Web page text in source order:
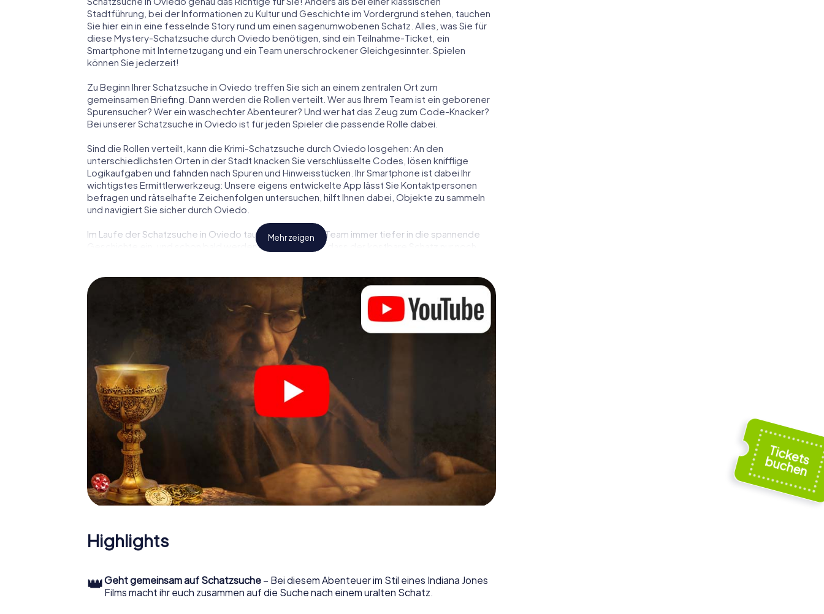
Stadtführung, bei der Informationen zu Kultur und Geschichte im Vordergrund stehen, tauchen
Sie hier ein in eine fesselnde Story rund um einen sagenumwobenen Schatz. Alles, was Sie für
diese Mystery-Schatzsuche durch Oviedo benötigen, sind ein Teilnahme-Ticket, ein
Smartphone mit Internetzugang und ein Team unerschrockener Gleichgesinnter. Spielen
können Sie jederzeit!
Zu Beginn Ihrer Schatzsuche in Oviedo treffen Sie sich an einem zentralen Ort zum
gemeinsamen Briefing. Dann werden die Rollen verteilt. Wer aus Ihrem Team ist ein geborener
Spurensucher? Wer ein waschechter Abenteurer? Und wer hat das Zeug zum Code-Knacker?
Bei unserer Schatzsuche in Oviedo ist für jeden Spieler die passende Rolle dabei.
Sind die Rollen verteilt, kann die Krimi-Schatzsuche durch Oviedo losgehen: An den
unterschiedlichsten Orten in der Stadt knacken Sie verschlüsselte Codes, lösen knifflige
Logikaufgaben und fahnden nach Spuren und Hinweisstücken. Ihr Smartphone ist dabei Ihr
wichtigstes Ermittlerwerkzeug: Unsere eigens entwickelte App lässt Sie Kontaktpersonen
befragen und rätselhafte Zeichenfolgen untersuchen, hilft Ihnen dabei, Objekte zu sammeln
und navigiert Sie sicher durch Oviedo.
Im Laufe der Schatzsuche in Oviedo tauchen Sie und Ihr Team immer tiefer in die spannende
Geschichte ein, und schon bald werden Sie feststellen, dass der kostbare Schatz nur noch
Mehr zeigen
Highlights
👑Geht gemeinsam auf Schatzsuche – Bei diesem Abenteuer im Stil eines Indiana Jones
Films macht ihr euch zusammen auf die Suche nach einem uralten Schatz.